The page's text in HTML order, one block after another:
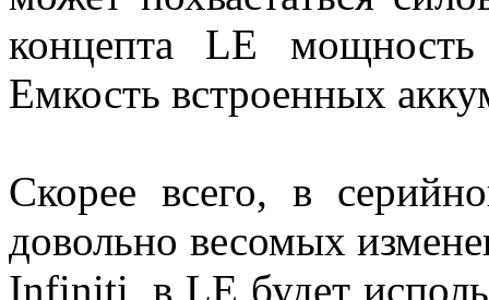
концепта LE
Емкость встроенных
Скорее всего, в
довольно весомых
Infiniti, в LE будет